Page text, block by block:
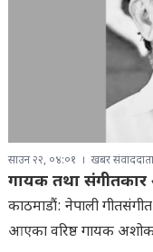
साउन २२, ०४:०१ खबर संवाददाता
गायक तथा
काठमाडौं: नेपाली
आएका वरिष्ठ गायक